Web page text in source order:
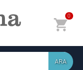
0
ARA